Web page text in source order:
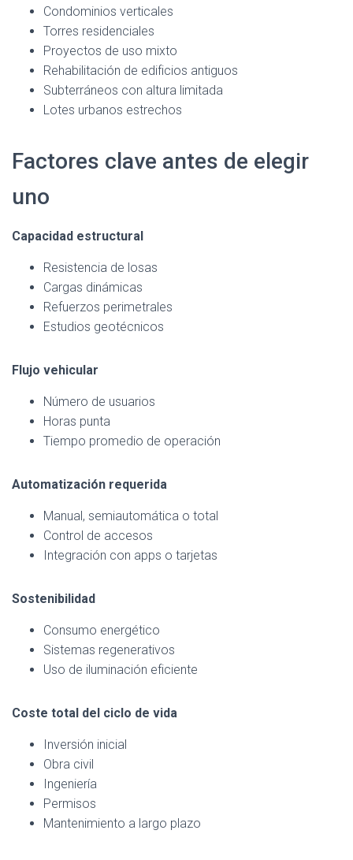
Condominios verticales
Torres residenciales
Proyectos de uso mixto
Rehabilitación de edificios antiguos
Subterráneos con altura limitada
Lotes urbanos estrechos
Factores clave antes de elegir
uno
Capacidad estructural
Resistencia de losas
Cargas dinámicas
Refuerzos perimetrales
Estudios geotécnicos
Flujo vehicular
Número de usuarios
Horas punta
Tiempo promedio de operación
Automatización requerida
Manual, semiautomática o total
Control de accesos
Integración con apps o tarjetas
Sostenibilidad
Consumo energético
Sistemas regenerativos
Uso de iluminación eficiente
Coste total del ciclo de vida
Inversión inicial
Obra civil
Ingeniería
Permisos
Mantenimiento a largo plazo